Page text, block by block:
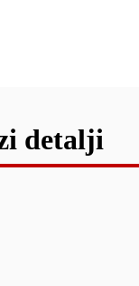
detalji